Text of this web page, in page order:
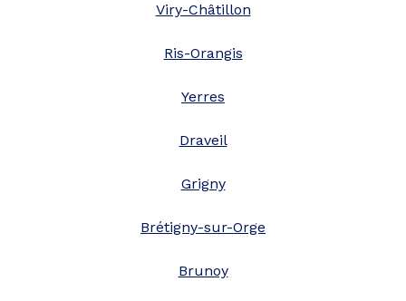
Viry-Châtillon
Ris-Orangis
Yerres
Draveil
Grigny
Brétigny-sur-Orge
Brunoy